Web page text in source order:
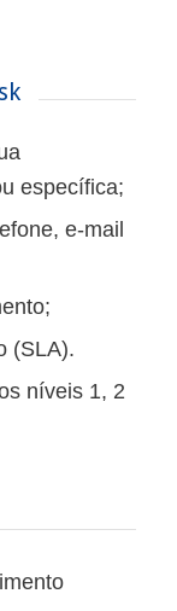
específica;
e-mail
(SLA).
níveis 1, 2